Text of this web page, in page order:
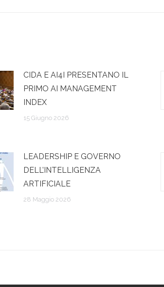
CIDA E AI4I PRESENTANO IL
PRIMO AI MANAGEMENT
INDEX
15 Giugno 2026
LEADERSHIP E GOVERNO
DELL’INTELLIGENZA
ARTIFICIALE
28 Maggio 2026